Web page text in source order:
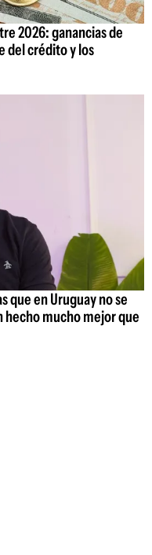
2026: ganancias de
del crédito y los
que en Uruguay no se
mucho mejor que